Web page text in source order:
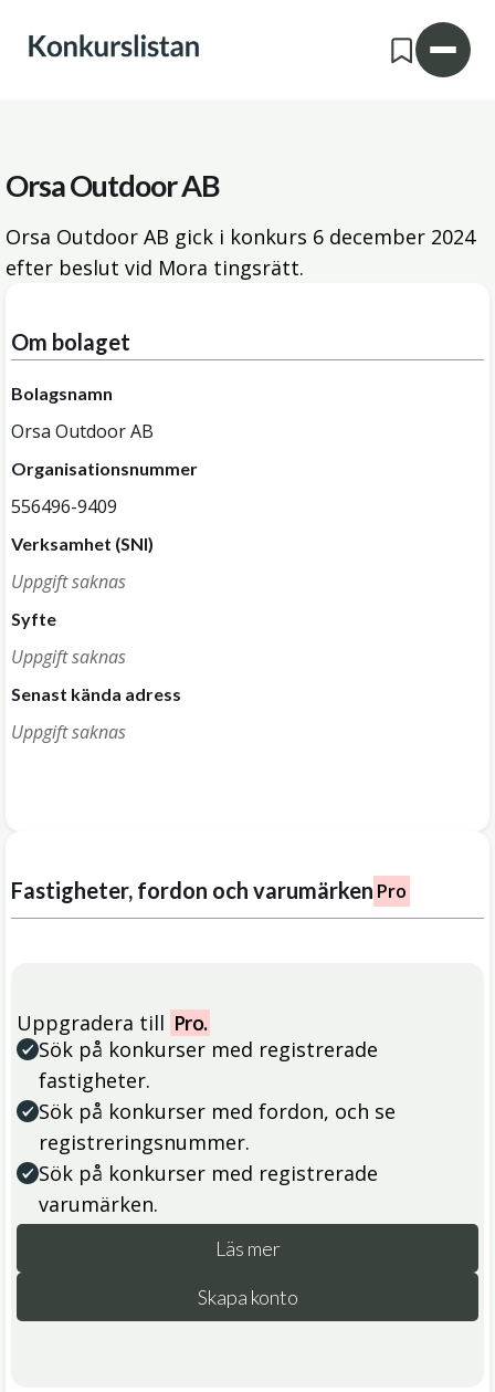
Orsa Outdoor AB
Orsa Outdoor AB gick i konkurs 6 december 2024
efter beslut vid Mora tingsrätt.
Om bolaget
Bolagsnamn
Orsa Outdoor AB
Organisationsnummer
556496-9409
Verksamhet (SNI)
Uppgift saknas
Syfte
Uppgift saknas
Senast kända adress
Uppgift saknas
Fastigheter, fordon och varumärken Pro
Uppgradera till Pro.
Sök på konkurser med registrerade
fastigheter.
Sök på konkurser med fordon, och se
registreringsnummer.
Sök på konkurser med registrerade
varumärken.
Läs mer
Skapa konto